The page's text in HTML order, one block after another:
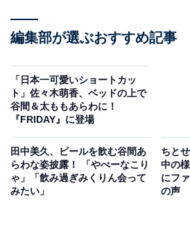
編集部が選ぶおすすめ記事
「日本一可愛いショートカッ
ト」佐々木萌香、ベッドの上で
谷間＆太ももあらわに！
『FRIDAY』に登場
田中美久、ビールを飲む谷間あ
らわな姿披露！ 「やべーなこり
ゃ」「飲み過ぎみくりん会って
みたい」
ちと
中の
にフ
の声